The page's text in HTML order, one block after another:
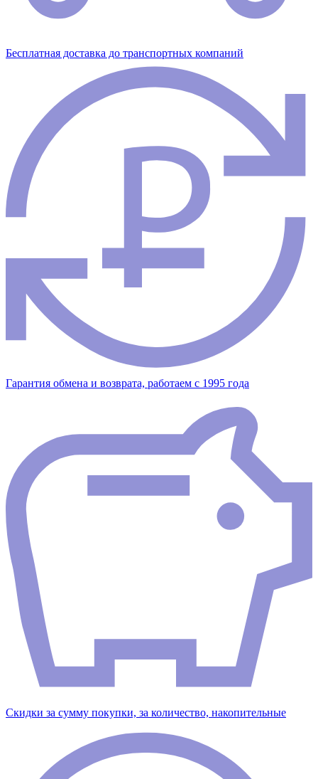
Бесплатная доставка до транспортных компаний
Гарантия обмена и возврата, работаем с 1995 года
Скидки за сумму покупки, за количество, накопительные